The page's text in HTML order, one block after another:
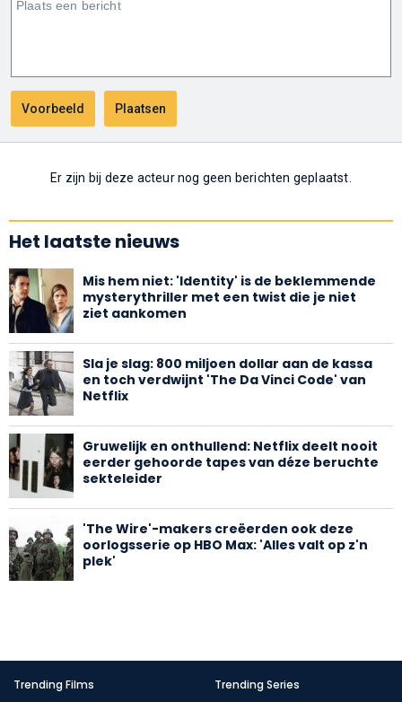
Er zijn bij deze acteur nog geen berichten geplaatst.
Het laatste nieuws
Mis hem niet: 'Identity' is de beklemmende
mysterythriller met een twist die je niet
ziet aankomen
Sla je slag: 800 miljoen dollar aan de kassa
en toch verdwijnt 'The Da Vinci Code' van
Netflix
Gruwelijk en onthullend: Netflix deelt nooit
eerder gehoorde tapes van déze beruchte
sekteleider
'The Wire'-makers creëerden ook deze
oorlogsserie op HBO Max: 'Alles valt op z'n
plek'
Trending Films Trending Series